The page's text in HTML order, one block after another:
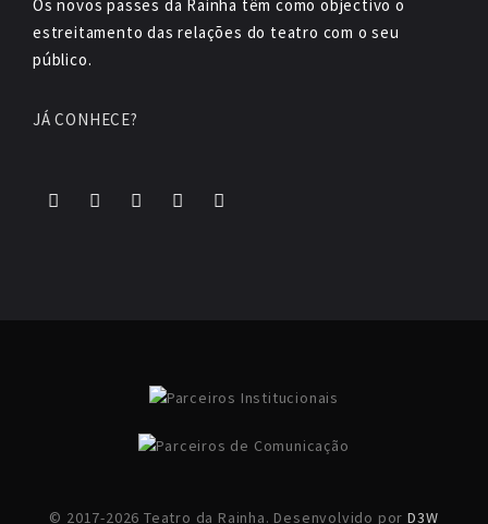
Os novos passes da Rainha têm como objectivo o
estreitamento das relações do teatro com o seu
público.
JÁ CONHECE?
© 2017-2026 Teatro da Rainha. Desenvolvido porD3W